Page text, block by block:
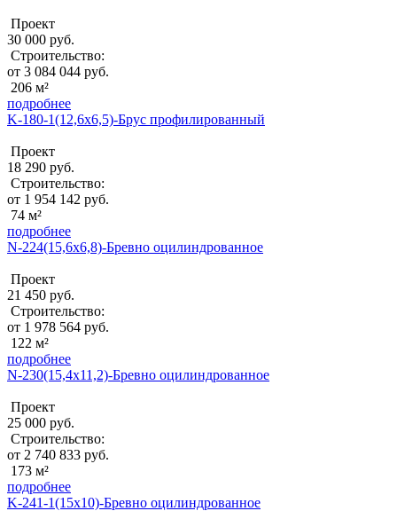
Проект
30 000 руб.
Строительство:
от 3 084 044 руб.
206 м²
подробнее
K-180-1(12,6x6,5)-Брус профилированный
Проект
18 290 руб.
Строительство:
от 1 954 142 руб.
74 м²
подробнее
N-224(15,6x6,8)-Бревно оцилиндрованное
Проект
21 450 руб.
Строительство:
от 1 978 564 руб.
122 м²
подробнее
N-230(15,4x11,2)-Бревно оцилиндрованное
Проект
25 000 руб.
Строительство:
от 2 740 833 руб.
173 м²
подробнее
K-241-1(15x10)-Бревно оцилиндрованное